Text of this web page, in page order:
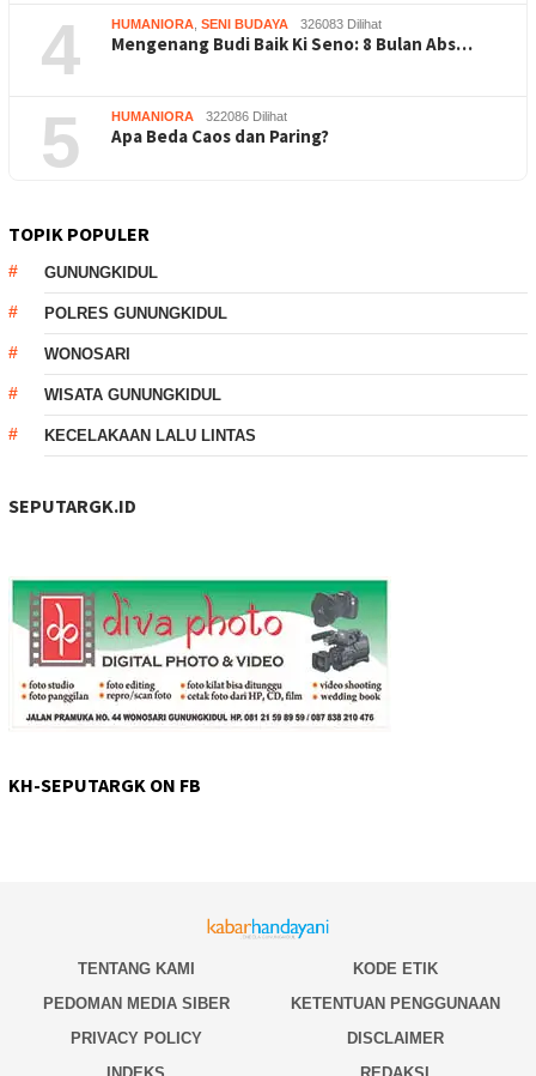
4 HUMANIORA SENI BUDAYA 326083 Dilihat
Mengenang Budi Baik Ki Seno: 8 Bulan Abs…
5 HUMANIORA 322086 Dilihat
Apa Beda Caos dan Paring?
TOPIK POPULER
GUNUNGKIDUL
POLRES GUNUNGKIDUL
WONOSARI
WISATA GUNUNGKIDUL
KECELAKAAN LALU LINTAS
SEPUTARGK.ID
KH-SEPUTARGK ON FB
TENTANG KAMI
KODE ETIK
PEDOMAN MEDIA SIBER
KETENTUAN PENGGUNAAN
PRIVACY POLICY
DISCLAIMER